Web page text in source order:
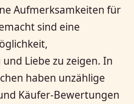
Aufmerksamkeiten für
sind eine
Liebe zu zeigen. In
haben unzählige
Käufer-Bewertungen